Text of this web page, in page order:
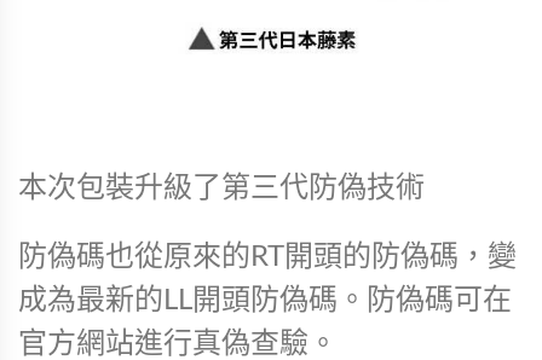
本次包裝升級了第三代防偽技術
防偽碼也從原來的RT開頭的防偽碼，變
成為最新的LL開頭防偽碼。防偽碼可在
官方網站進行真偽查驗。